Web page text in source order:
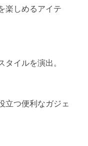
楽しめるアイテ
タイルを演出。
立つ便利なガジェ